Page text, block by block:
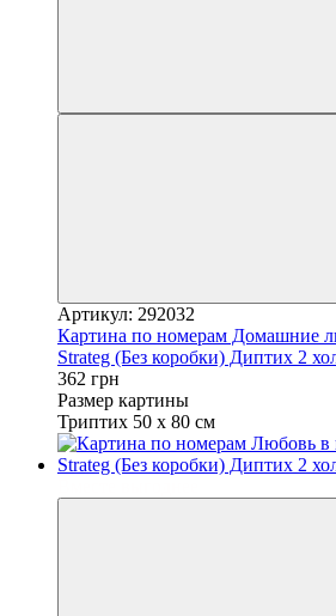
Артикул: 292032
Картина по номерам Домашние
Strateg (Без коробки) Диптих 2
362 грн
Размер картины
Триптих 50 х 80 см